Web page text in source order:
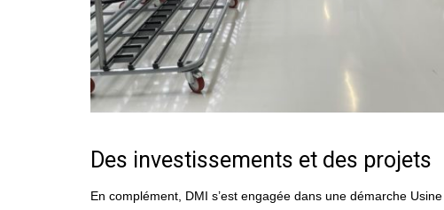
Des investissements et des projets
En complément, DMI s’est engagée dans une démarche